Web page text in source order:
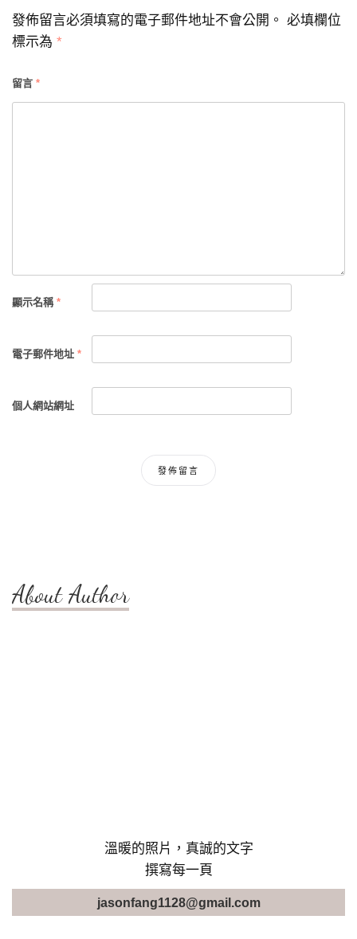
覽
發佈留言必須填寫的電子郵件地址不會公開。 必填欄位
標示為 *
留言 *
顯示名稱 *
電子郵件地址 *
個人網站網址
About Author
溫暖的照片，真誠的文字
撰寫每一頁
jasonfang1128@gmail.com